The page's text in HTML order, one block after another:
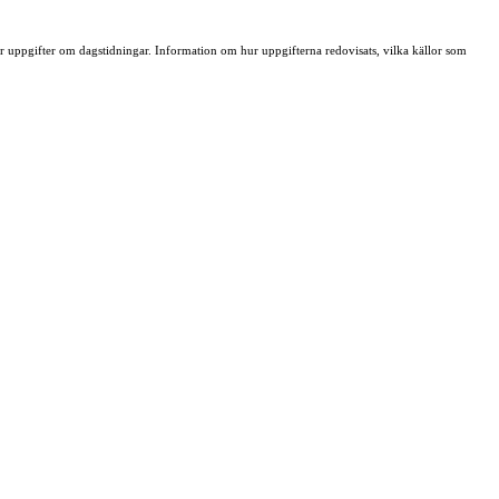
uppgifter om dagstidningar. Information om hur uppgifterna redovisats, vilka källor som